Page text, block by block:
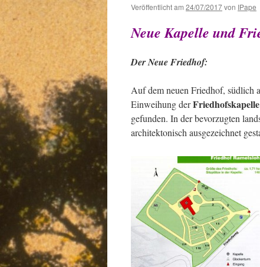
Veröffentlicht am 24/07/2017von IPape
Neue Kapelle und
Der Neue Friedhof:
Auf dem neuen Friedhof, südlich
Einweihung derFriedhofskapelle
gefunden. In der bevorzugten
architektonisch ausgezeichnet